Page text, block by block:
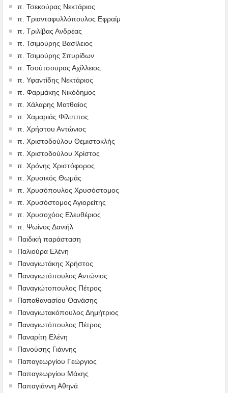
π. Τσεκούρας Νεκτάριος
π. Τριανταφυλλόπουλος Εφραίμ
π. Τριλίβας Ανδρέας
π. Τσιμούρης Βασίλειος
π. Τσιμούρης Σπυρίδων
π. Τσούτσουρας Αχίλλειος
π. Υφαντίδης Νεκτάριος
π. Φαρμάκης Νικόδημος
π. Χάλαρης Ματθαίος
π. Χαμαριάς Φίλιππος
π. Χρήστου Αντώνιος
π. Χριστοδούλου Θεμιστοκλής
π. Χριστοδούλου Χρίστος
π. Χρόνης Χριστόφορος
π. Χρυσικός Θωμάς
π. Χρυσόπουλος Χρυσόστομος
π. Χρυσόστομος Αγιορείτης
π. Χρυσοχόος Ελευθέριος
π. Ψωίνος Δανιήλ
Παιδική παράσταση
Παλιούρα Ελένη
Παναγιωτάκης Χρήστος
Παναγιωτόπουλος Αντώνιος
Παναγιώτοπουλος Πέτρος
Παπαθανασίου Θανάσης
Παναγιωτακόπουλος Δημήτριος
Παναγιωτόπουλος Πέτρος
Παναρίτη Ελένη
Πανούσης Γιάννης
Παπαγεωργίου Γεώργιος
Παπαγεωργίου Μάκης
Παπαγιάννη Αθηνά